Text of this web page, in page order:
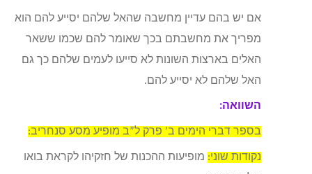
אם יש בהם עדיין מחשבה שהאל שלהם יסייע להם הוא
מפריך את מחשבתם בכך שאומר להם שכמו ששאר
האלים בארצות השונות לא סייעו לעמים שלהם כך גם
האל שלהם לא יסייע להם.
השוואה:
בספר דברי הימים ב’ פרק ל”ב מופיע מסע סנחריב:
נקודות שוני: מופיעות ההכנות של חזקיהו לקראת בואו